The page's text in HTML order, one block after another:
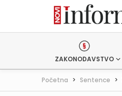
ZAKONODAVSTVO
Početna > Sentence >